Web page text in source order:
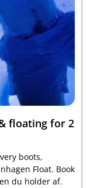
floating for 2
boots,
Float. Book
du holder af.